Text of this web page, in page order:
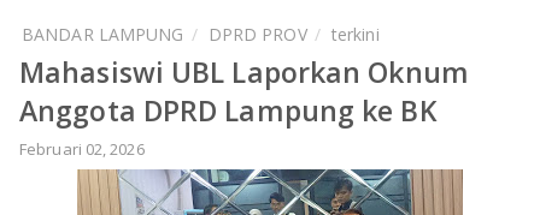
DAERAH
NASIONAL
DAERAH
HUKUM-KRIMINAL
PENDIDIKAN
BANDAR LAMPUNG DPRD PROV terkini
Mahasiswi UBL Laporkan Oknum
Anggota DPRD Lampung ke BK
Februari 02, 2026